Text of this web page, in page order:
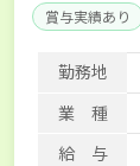
賞与実績あり
勤務地
業 種
給 与